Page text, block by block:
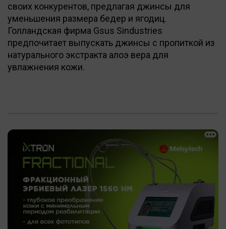
своих конкурентов, предлагая джинсы для
уменьшения размера бедер и ягодиц.
Голландская фирма Gsus Sindustries
предпочитает выпускать джинсы с пропиткой из
натурального экстракта алоэ вера для
увлажнения кожи.